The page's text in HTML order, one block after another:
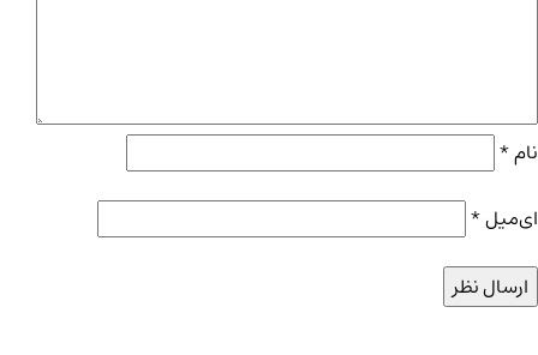
نام*
ای‌میل*